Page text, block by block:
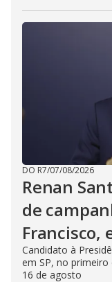
DO R7/07/08/2026
Renan
de
Francisco,
Candidato à
em SP, no
16 de agosto